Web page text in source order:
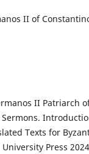
II of
II Patriarch
Sermons.
Texts for
Press